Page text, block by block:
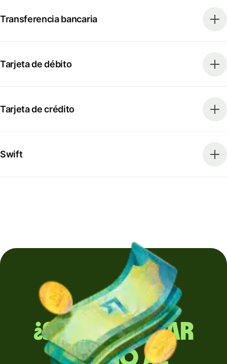
Transferencia bancaria
Tarjeta de débito
Tarjeta de crédito
Swift
¿Sueles enviar
dinero al